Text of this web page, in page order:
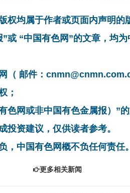
权均属于作者或页面内声明的
或 “中国有色网”的文章，均
（ 邮件：
；
色网或非中国有色金属报）”
投资建议，仅供读者参考。
，中国有色网概不负任何责任。
更多相关新闻